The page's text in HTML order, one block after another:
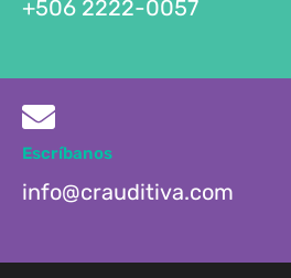
+506 2222-0057
Escríbanos
info@crauditiva.com